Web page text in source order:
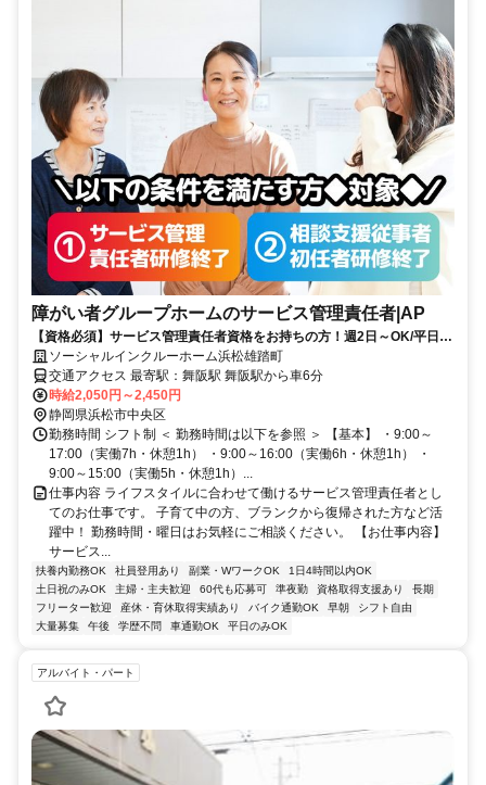
障がい者グループホームのサービス管理責任者|AP
【資格必須】サービス管理責任者資格をお持ちの方！週2日～OK/平日の
みOK/残業ほぼなし！家庭や私生活と無理なく両立◎
ソーシャルインクルーホーム浜松雄踏町
交通アクセス 最寄駅：舞阪駅 舞阪駅から車6分
時給2,050円～2,450円
静岡県浜松市中央区
勤務時間 シフト制 ＜ 勤務時間は以下を参照 ＞ 【基本】 ・9:00～
17:00（実働7h・休憩1h） ・9:00～16:00（実働6h・休憩1h） ・
9:00～15:00（実働5h・休憩1h）...
仕事内容 ライフスタイルに合わせて働けるサービス管理責任者とし
てのお仕事です。 子育て中の方、ブランクから復帰された方など活
躍中！ 勤務時間・曜日はお気軽にご相談ください。 【お仕事内容】
サービス...
扶養内勤務OK 社員登用あり 副業・WワークOK
1日4時間以内OK
土日祝のみOK
主婦・主夫歓迎 60代も応募可 準夜勤 資格取得支援あり
長期
フリーター歓迎
産休・育休取得実績あり バイク通勤OK 早朝
シフト自由
大量募集
午後 学歴不問 車通勤OK 平日のみOK
アルバイト・パート